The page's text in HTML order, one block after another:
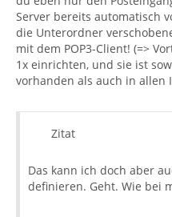
Server bereits automatisch
die Unterordner
mit dem POP3-Client! (=>
1x einrichten, und sie ist
vorhanden als auch in allen
Zitat
Das kann ich doch aber
definieren. Geht. Wie bei